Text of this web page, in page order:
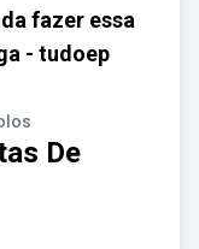
fazer essa
- tudoep
De